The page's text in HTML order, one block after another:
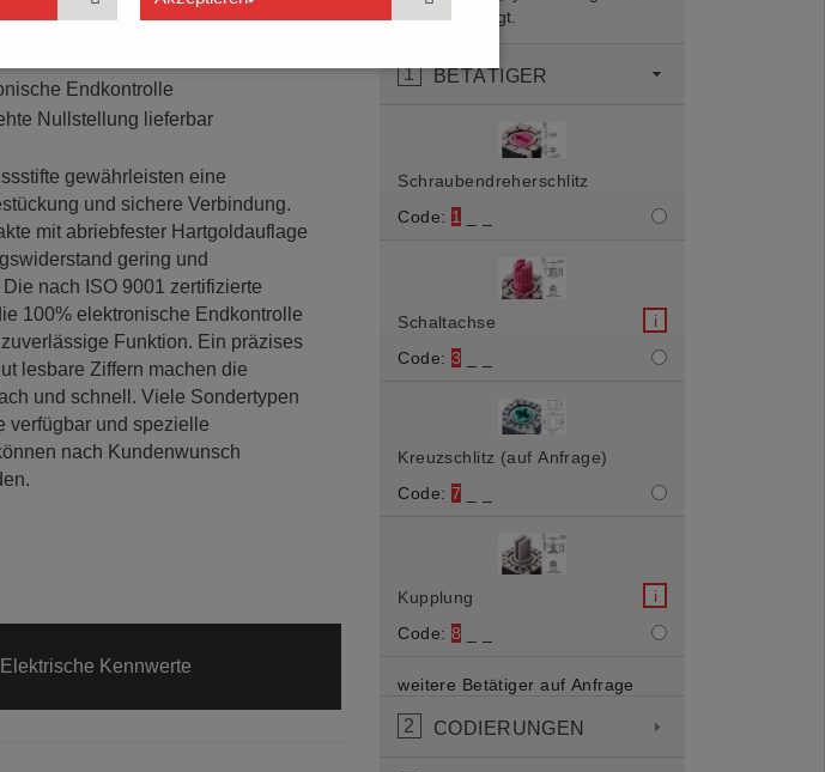
und angezeigt.
1 BETÄTIGER
Schraubendreherschlitz
Code: 1
Schaltachse
i
Code: 3
Kreuzschlitz (auf Anfrage)
Code: 7
Kupplung
i
Code: 8
weitere Betätiger auf Anfrage
2 CODIERUNGEN
Endkontrolle
Nullstellung lieferbar
gewährleisten eine
und sichere Verbindung.
mit abriebfester Hartgoldauflage
gering und
nach ISO 9001 zertifizierte
100% elektronische Endkontrolle
Funktion. Ein präzises
lesbare Ziffern machen die
und schnell. Viele Sondertypen
verfügbar und spezielle
nach Kundenwunsch
Elektrische Kennwerte